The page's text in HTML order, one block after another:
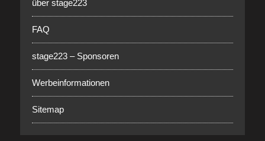
über stage223
FAQ
stage223 – Sponsoren
Werbeinformationen
Sitemap